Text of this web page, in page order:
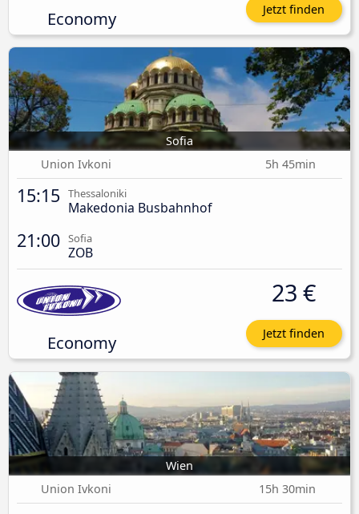
Economy Jetzt finden
Sofia
Union Ivkoni
5h 45min
15:15 Thessaloniki
Makedonia Busbahnhof
21:00 Sofia
ZOB
Economy
23 €
Jetzt finden
Wien
Union Ivkoni
15h 30min